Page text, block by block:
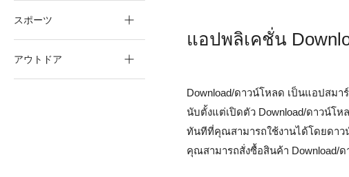
แอปพลิเคชั่น
Download/ดาวน์โหลด เป็นแอปสม
นับตั้งแต่เปิดตัว Download/ดาวน์โ
ทันทีที่คุณสามารถใช้งานได้โดยดา
คุณสามารถสั่งซื้อสินค้า Download/
スポーツ
アウトドア